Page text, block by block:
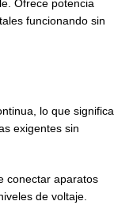
Ofrece potencia
funcionando sin
lo que significa
exigentes sin
conectar aparatos
de voltaje.